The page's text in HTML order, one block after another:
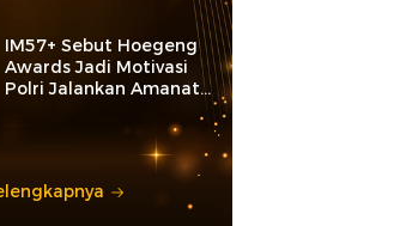
IM57+ Sebut Hoegeng
Awards Jadi Motivasi
Polri Jalankan Amanat